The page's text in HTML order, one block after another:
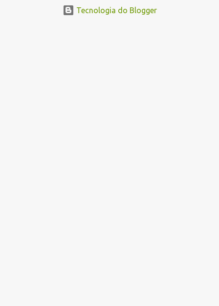
Tecnologia do Blogger